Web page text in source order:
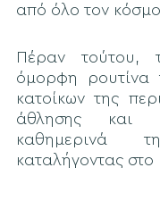
από όλο τον
Πέραν τούτου,
όμορφη ρουτίνα
κατοίκων της
άθλησης και
καθημερινά
καταλήγοντας